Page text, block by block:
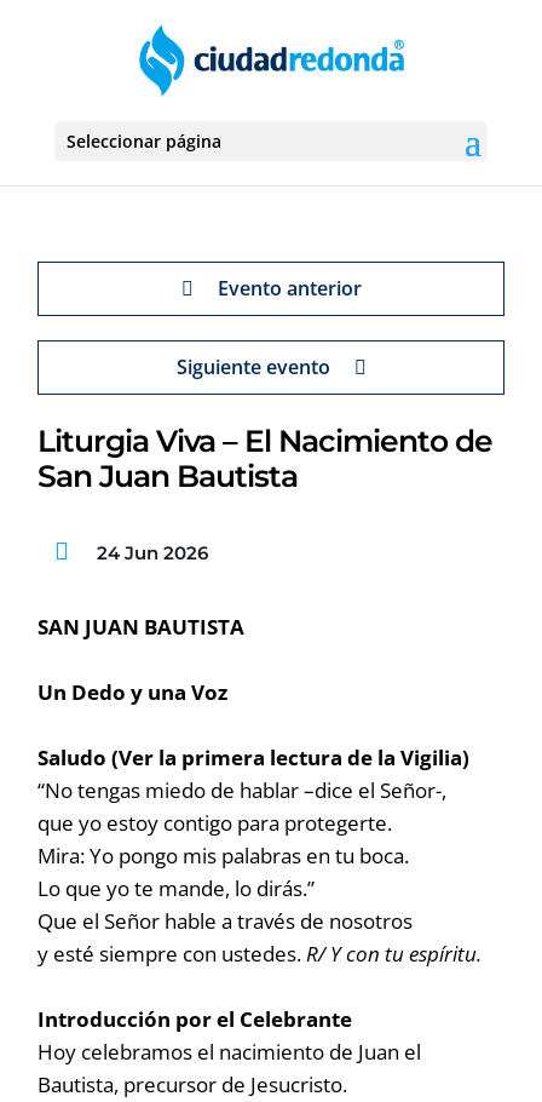
Seleccionar página
Evento anterior
Siguiente evento
Liturgia Viva – El Nacimiento de
San Juan Bautista
24 Jun 2026
SAN JUAN BAUTISTA
Un Dedo y una Voz
Saludo (Ver la primera lectura de la Vigilia)
“No tengas miedo de hablar –dice el Señor-,
que yo estoy contigo para protegerte.
Mira: Yo pongo mis palabras en tu boca.
Lo que yo te mande, lo dirás.”
Que el Señor hable a través de nosotros
y esté siempre con ustedes.R/ Y con tu espíritu.
Introducción por el Celebrante
Hoy celebramos el nacimiento de Juan el
Bautista, precursor de Jesucristo.